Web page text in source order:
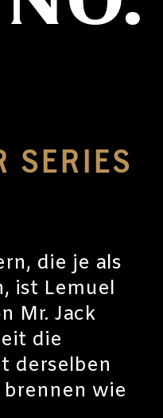
SERIES
die je als
ist Lemuel
Mr. Jack
die
derselben
wie